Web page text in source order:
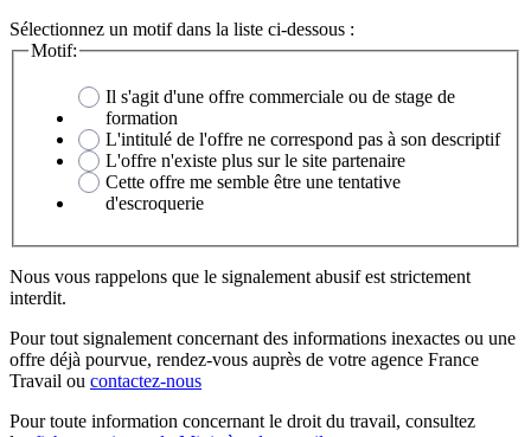
Sélectionnez un motif dans la liste ci-dessous :
Motif:
Il s'agit d'une offre commerciale ou de stage de
formation
L'intitulé de l'offre ne correspond pas à son descriptif
L'offre n'existe plus sur le site partenaire
Cette offre me semble être une tentative
d'escroquerie
Nous vous rappelons que le signalement abusif est strictement
interdit.
Pour tout signalement concernant des informations inexactes ou une
offre déjà pourvue, rendez-vous auprès de votre agence France
Travail ou contactez-nous
Pour toute information concernant le droit du travail, consultez